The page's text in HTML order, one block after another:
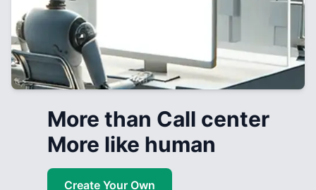
More than Call center
More like human
Create Your Own